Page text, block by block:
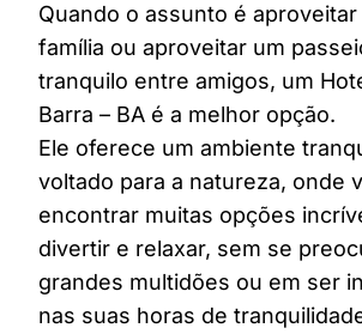
Quando o assunto é
família ou aproveitar um
tranquilo entre amigos, um
Barra – BA é a melhor opção.
Ele oferece um ambiente
voltado para a natureza, onde
encontrar muitas opções
divertir e relaxar, sem se
grandes multidões ou em ser
nas suas horas de